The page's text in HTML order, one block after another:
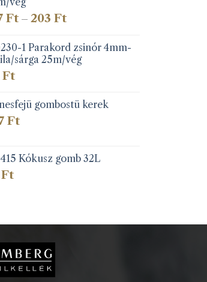
Ft – 203FtÁrtartomány:
-
203 Ft
1 Parakord zsinór 4mm-
sárga 25m/vég
Ft
gombostü kerek
Ft
Kókusz gomb 32L
Ft